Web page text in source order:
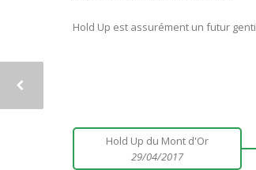
Hold Up est assurément un futur
Hold Up du Mont d'Or
29/04/2017